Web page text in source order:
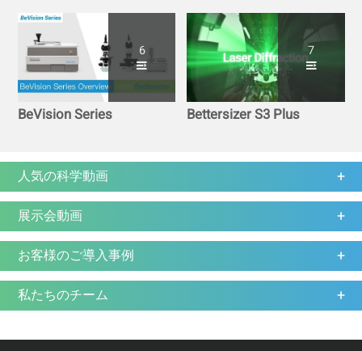
6
BeVision Series
7
Bettersizer S3 Plus
人気の科学動画
展示会動画
お客様のご導入事例
私たちのチーム